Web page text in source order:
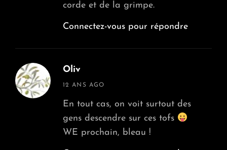
corde et de la grimpe.
Connectez-vous pour répondre
Oliv
says:
12 ANS AGO
En tout cas, on voit surtout des
gens descendre sur ces tofs
WE prochain, bleau !